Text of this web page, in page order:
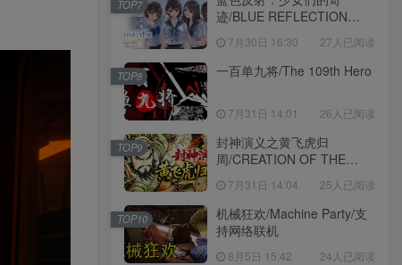
迹/BLUE REFLECTION
7月30日 16:30 27人已阅读
TOP7
一百单九将/The 109th Hero
7月31日 14:01 26人已阅读
TOP8
封神演义之黄飞虎归
周/CREATION OF THE
Passes
7月31日 14:04 25人已阅读
TOP9
机械狂欢/Machine Party/支
持网络联机
8月5日 15:42 24人已阅读
TOP10